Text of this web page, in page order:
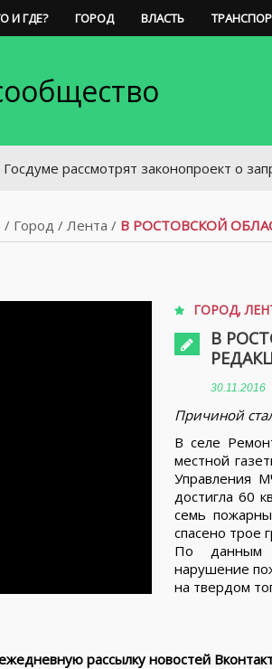
И ГДЕ? ГОРОД ВЛАСТЬ
законопроект о запрете
/ Город / Лента / В РОСТОВСКОЙ
ГОРОД,
В
30.11.2016
Причиной
В селе
местной
Управления
достигла 60
семь
спасено трое
По данным
нарушение
на твердом
рассылку новостей